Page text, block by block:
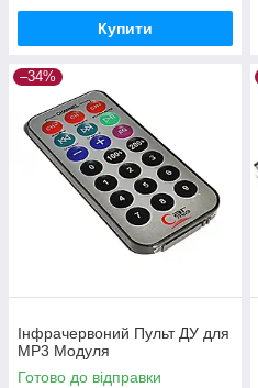
Купити
–34%
Інфрачервоний Пульт ДУ для
MP3 Модуля
Готово до відправки